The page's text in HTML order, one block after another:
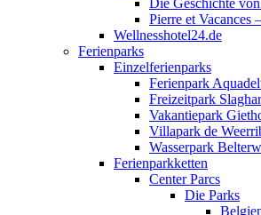
Die Geschichte
Pierre et Vacances
Wellnesshotel24.de
Ferienparks
Einzelferienparks
Ferienpark
Freizeitpark
Vakantiepark
Villapark de
Wasserpark
Ferienparkketten
Center Parcs
Die Parks